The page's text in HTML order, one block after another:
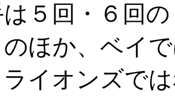
５回・６回
ほか、ベイ
イオンズで